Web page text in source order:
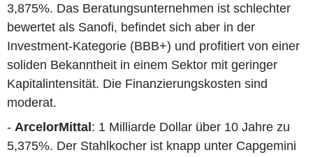
3,875%. Das Beratungsunternehmen ist schlechter
bewertet als Sanofi, befindet sich aber in der
Investment-Kategorie (BBB+) und profitiert von einer
soliden Bekanntheit in einem Sektor mit geringer
Kapitalintensität. Die Finanzierungskosten sind
moderat.
- ArcelorMittal : 1 Milliarde Dollar über 10 Jahre zu
5,375%. Der Stahlkocher ist knapp unter Capgemini